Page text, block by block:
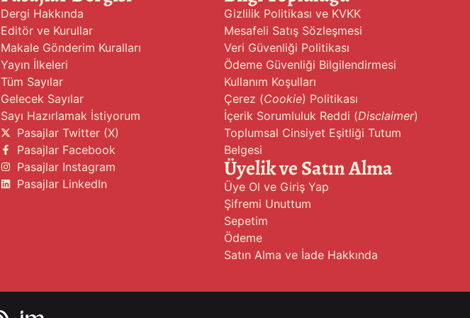
Dergi Hakkında
Editör ve Kurullar
Makale Gönderim Kuralları
Yayın İlkeleri
Tüm Sayılar
Gelecek Sayılar
Sayı Hazırlamak İstiyorum
Pasajlar Twitter (X)
Pasajlar Facebook
Pasajlar Instagram
Pasajlar LinkedIn
Gizlilik Politikası ve KVKK
Mesafeli Satış Sözleşmesi
Veri Güvenliği Politikası
Ödeme Güvenliği Bilgilendirmesi
Kullanım Koşulları
Çerez (Cookie) Politikası
İçerik Sorumluluk Reddi (Disclaimer)
Toplumsal Cinsiyet Eşitliği Tutum
Belgesi
Üyelik ve Satın Alma
Üye Ol ve Giriş Yap
Şifremi Unuttum
Sepetim
Ödeme
Satın Alma ve İade Hakkında